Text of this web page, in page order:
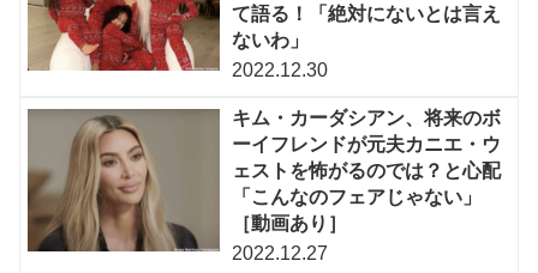
て語る！「絶対にないとは言え
ないわ」
2022.12.30
キム・カーダシアン、将来のボ
ーイフレンドが元夫カニエ・ウ
ェストを怖がるのでは？と心配
「こんなのフェアじゃない」
［動画あり］
2022.12.27